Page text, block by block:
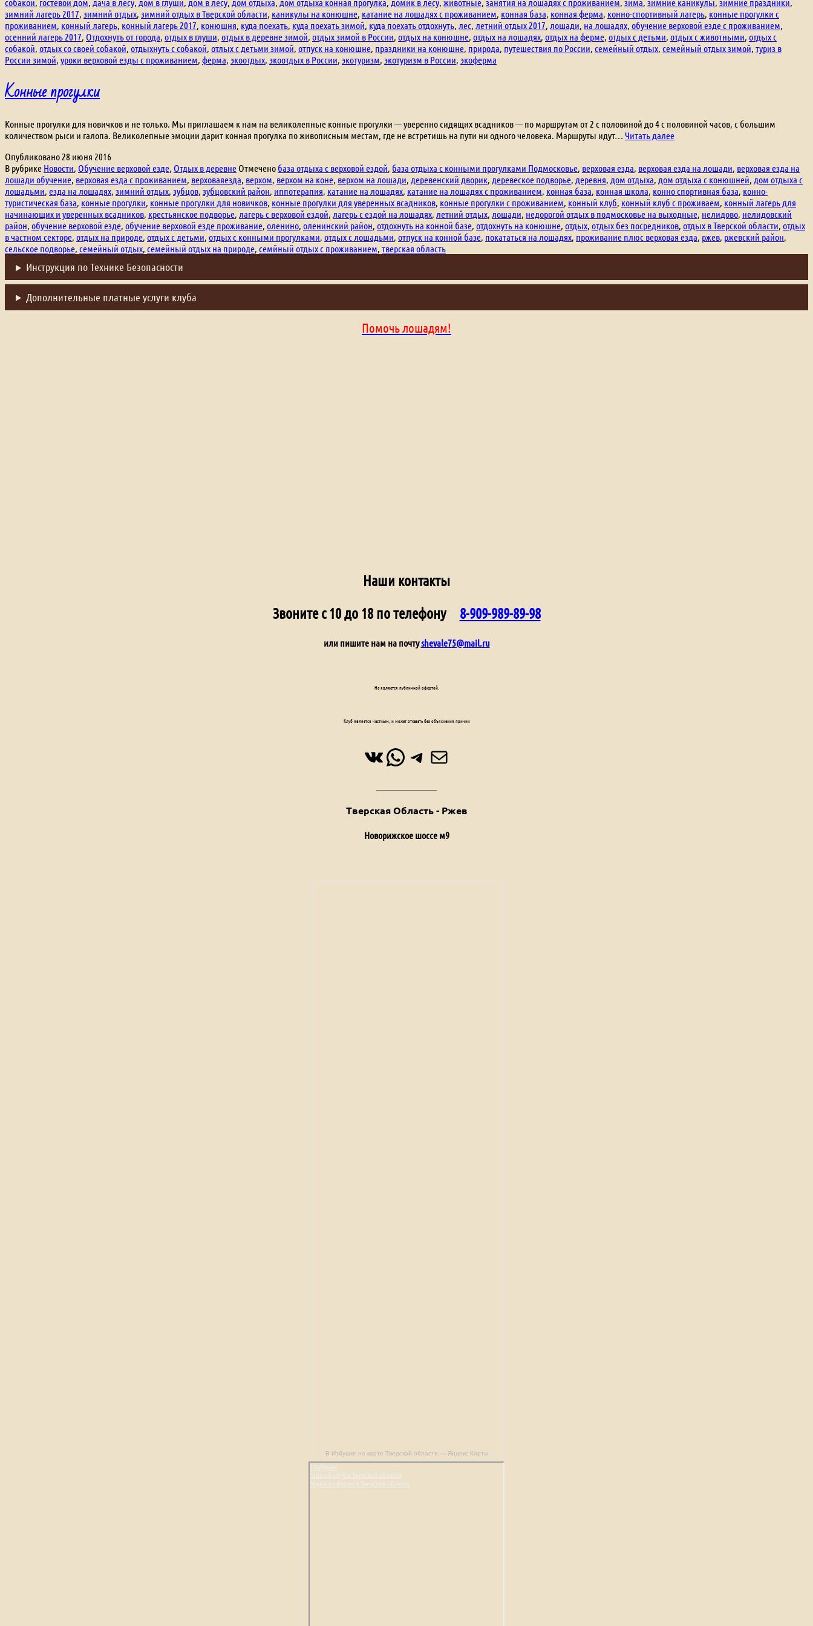
зимний лагерь 2017 зимний отдых зимний отдых в Тверской области каникулы на конюшне катание на лошадях с проживанием конная база конная ферма конно-спортивный лагерь конные прогулки с
проживанием конный лагерь конный лагерь 2017 конюшня куда поехать куда поехать зимой куда поехать отдохнуть лес летний отдых 2017 лошади на лошадях обучение верховой езде с проживанием
осенний лагерь 2017 Отдохнуть от города отдых в глуши отдых в деревне зимой отдых зимой в России отдых на конюшне отдых на лошадях отдых на ферме отдых с детьми отдых с животными отдых с
собакой отдых со своей собакой отдыхнуть с собакой отлых с детьми зимой отпуск на конюшне праздники на конюшне природа путешествия по России семейный отдых семейный отдых зимой туриз в
России зимой уроки верховой езды с проживанием ферма экоотдых экоотдых в России экотуризм экотуризм в России экоферма
Конные прогулки
Конные прогулки для новичков и не только. Мы приглашаем к нам на великолепные конные прогулки — уверенно сидящих всадников — по маршрутам от 2 с половиной до 4 с половиной часов, с большим
количеством рыси и галопа. Великолепные эмоции дарит конная прогулка по живописным местам, где не встретишь на пути ни одного человека. Маршруты идут… Читать далееКонные
Опубликовано 28 июня 2016
В рубрике Новости, Обучение верховой езде, Отдых в деревне Отмечено база отдыха с верховой ездой, база отдыха с конными прогулками Подмосковье, верховая езда, верховая езда на лошади, верховая езда на
лошади обучение, верховая езда с проживанием, верховаяезда, верхом, верхом на коне, верхом на лошади, деревенский дворик, деревеское подворье, деревня, дом отдыха, дом отдыха с конюшней, дом отдыха с
лошадьми, езда на лошадях, зимний отдых, зубцов, зубцовский район, иппотерапия, катание на лошадях, катание на лошадях с проживанием, конная база, конная школа, конно спортивная база, конно-
туристическая база, конные прогулки, конные прогулки для новичков, конные прогулки для уверенных всадников, конные прогулки с проживанием, конный клуб, конный клуб с проживаем, конный лагерь для
начинающих и уверенных всадников, крестьянское подворье, лагерь с верховой ездой, лагерь с ездой на лошадях, летний отдых, лошади, недорогой отдых в подмосковье на выходные, нелидово, нелидовский
район, обучение верховой езде, обучение верховой езде проживание, оленино, оленинский район, отдохнуть на конной базе, отдохнуть на конюшне, отдых, отдых без посредников, отдых в Тверской области, отдых
в частном секторе, отдых на природе, отдых с детьми, отдых с конными прогулками, отдых с лошадьми, отпуск на конной базе, покататься на лошадях, проживание плюс верховая езда, ржев, ржевский район,
сельское подворье, семейный отдых, семейный отдых на природе, семйный отдых с проживанием, тверская область
Инструкция по Технике Безопасности
Дополнительные платные услуги клуба
Помочь лошадям!
Наши контакты
Звоните с 10 до 18 по телефону
8-909-989-89-98
или пишите нам на почтуshevale75@mail.ru
ВКонтакте
WhatsApp
Telegram
Почта
Тверская Область - Ржев
Новорижское шоссе м9
В Избушке на карте Тверской области — Яндекс Карты
В Избушке
Конный клуб в Тверской области
Отдых на ферме в Тверской области